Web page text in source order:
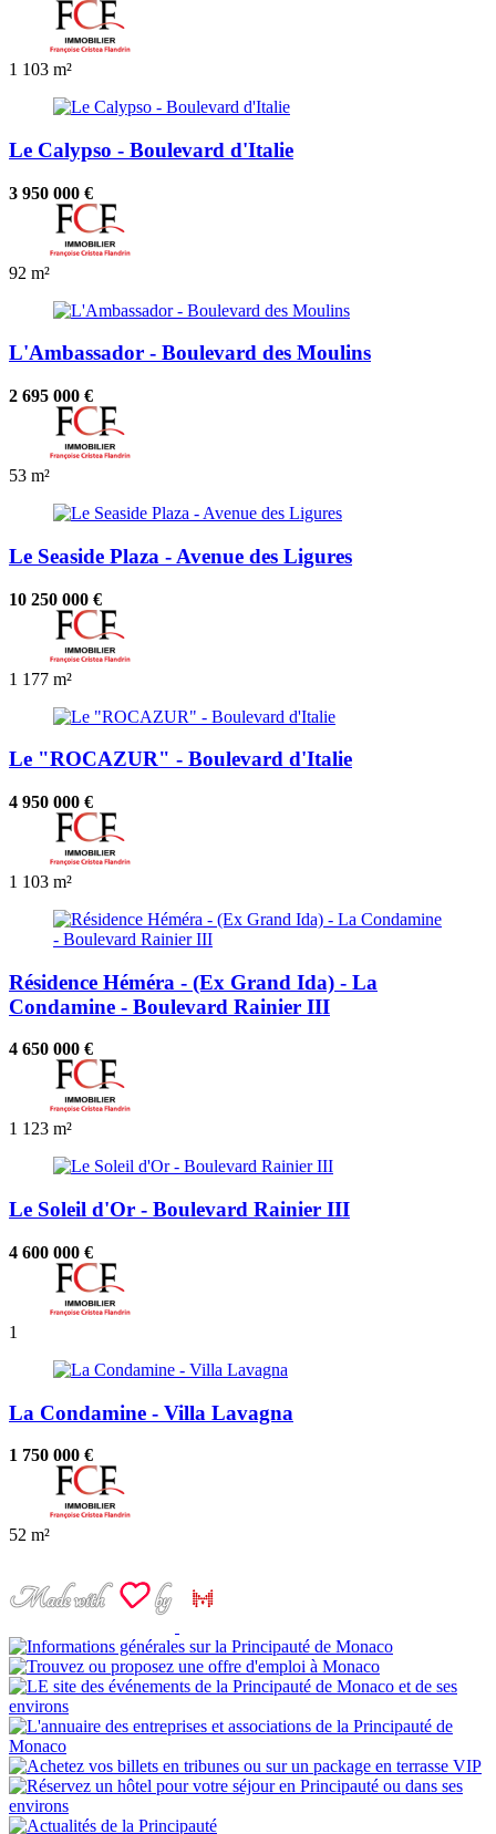
1 103 m²
Le Calypso - Boulevard d'Italie
3 950 000 €
92 m²
L'Ambassador - Boulevard des Moulins
2 695 000 €
53 m²
Le Seaside Plaza - Avenue des Ligures
10 250 000 €
1 177 m²
Le "ROCAZUR" - Boulevard d'Italie
4 950 000 €
1 103 m²
Résidence Héméra - (Ex Grand Ida) - La
Condamine - Boulevard Rainier III
4 650 000 €
1 123 m²
Le Soleil d'Or - Boulevard Rainier III
4 600 000 €
1
La Condamine - Villa Lavagna
1 750 000 €
52 m²